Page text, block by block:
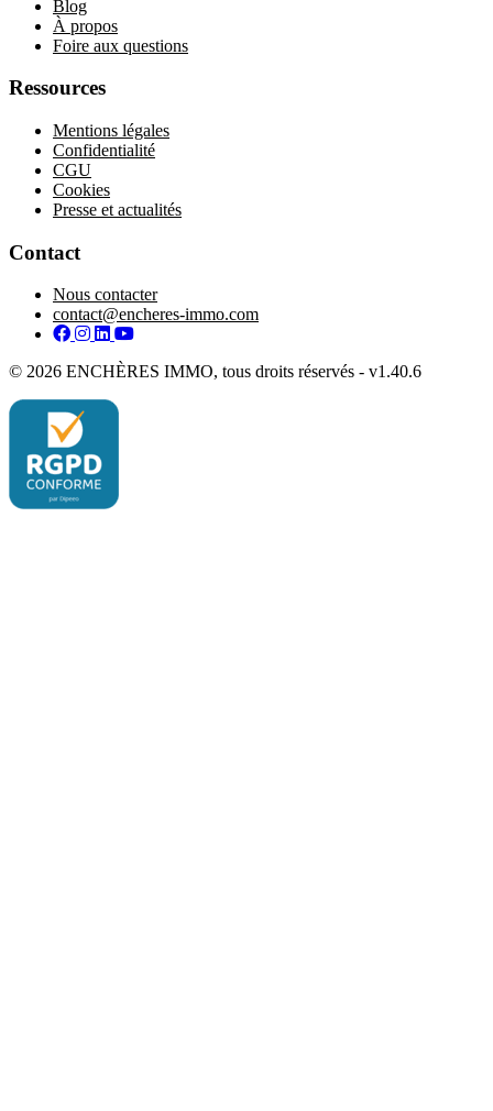
Blog
À propos
Foire aux questions
Ressources
Mentions légales
Confidentialité
CGU
Cookies
Presse et actualités
Contact
Nous contacter
contact@encheres-immo.com
Facebook
Instagram
LinkedIn
YouTube
© 2026 ENCHÈRES IMMO, tous droits réservés - v1.40.6